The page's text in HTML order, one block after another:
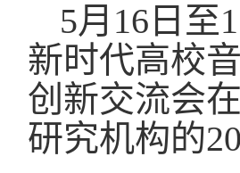
5月16日至
新时代高校
创新交流会
研究机构的